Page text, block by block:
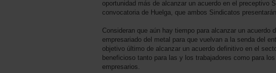
oportunidad más de alcanzar un acuerdo en el preceptivo
convocatoria de Huelga, que ambos Sindicatos
Consideran que aún hay tiempo para alcanzar un acuerdo
empresariado del metal para que vuelvan a la senda del
objetivo último de alcanzar un acuerdo definitivo en el
beneficioso tanto para las y los trabajadores como para
empresarios.